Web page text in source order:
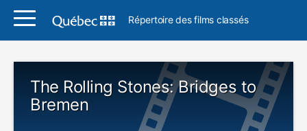
Répertoire des films classés
The Rolling Stones: Bridges to
Bremen